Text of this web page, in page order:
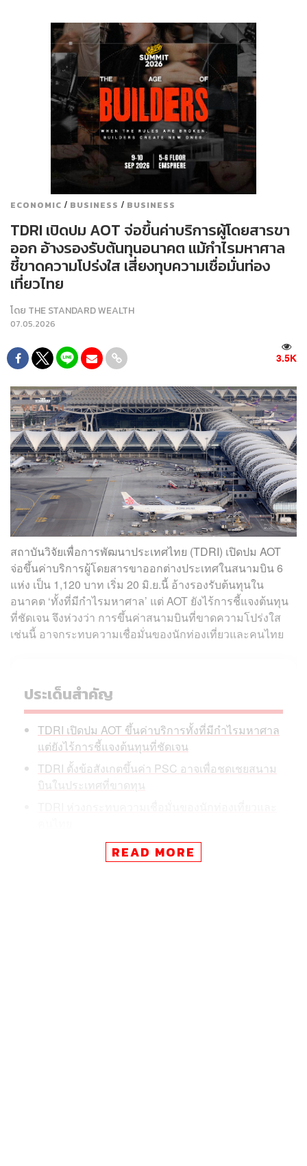
ECONOMIC / BUSINESS / BUSINESS
TDRI เปิดปม AOT จ่อขึ้นค่าบริการผู้โดยสารขา
ออก อ้างรองรับต้นทุนอนาคต แม้กำไรมหาศาล
ชี้ขาดความโปร่งใส เสี่ยงทุบความเชื่อมั่นท่อง
เที่ยวไทย
โดย THE STANDARD WEALTH
07.05.2026
3.5K
สถาบันวิจัยเพื่อการพัฒนาประเทศไทย (TDRI) เปิดปม AOT
จ่อขึ้นค่าบริการผู้โดยสารขาออกต่างประเทศในสนามบิน 6
แห่ง เป็น 1,120 บาท เริ่ม 20 มิ.ย.นี้ อ้างรองรับต้นทุนใน
อนาคต ‘ทั้งที่มีกำไรมหาศาล’ แต่ AOT ยังไร้การชี้แจงต้นทุน
ที่ชัดเจน จึงห่วงว่า การขึ้นค่าสนามบินที่ขาดความโปร่งใส
เช่นนี้ อาจกระทบความเชื่อมั่นของนักท่องเที่ยวและคนไทย
ประเด็นสำคัญ
TDRI เปิดปม AOT ขึ้นค่าบริการทั้งที่มีกำไรมหาศาล
แต่ยังไร้การชี้แจงต้นทุนที่ชัดเจน
TDRI ตั้งข้อสังเกตขึ้นค่า PSC อาจเพื่อชดเชยสนาม
บินในประเทศที่ขาดทุน
READ MORE